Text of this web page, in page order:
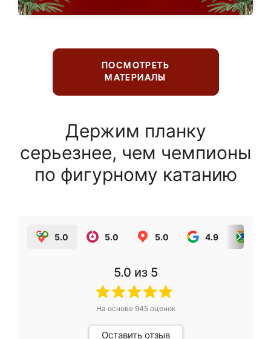
ПОСМОТРЕТЬ
МАТЕРИАЛЫ
Держим планку
серьезнее, чем чемпионы
по фигурному катанию
5.0 5.0 5.0 4.9
5.0 из 5
На основе 945оценок
Оставить отзыв